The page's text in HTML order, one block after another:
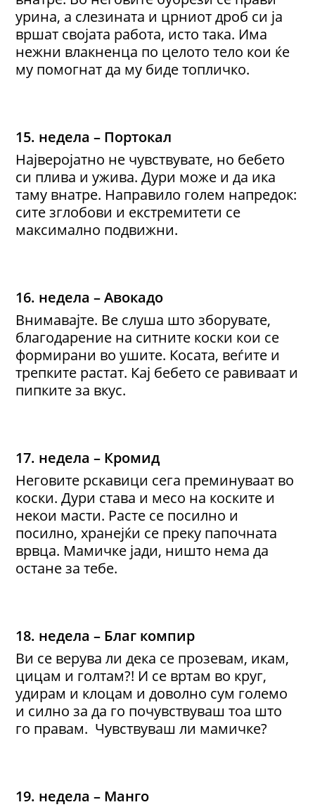
урина, а слезината и црниот дроб си ја
вршат својата работа, исто така. Има
нежни влакненца по целото тело кои ќе
му помогнат да му биде топличко.
15. недела – Портокал
Најверојатно не чувствувате, но бебето
си плива и ужива. Дури може и да ика
таму внатре. Направило голем напредок:
сите зглобови и екстремитети се
максимално подвижни.
16. недела – Авокадо
Внимавајте. Ве слуша што зборувате,
благодарение на ситните коски кои се
формирани во ушите. Косата, веѓите и
трепките растат. Кај бебето се равиваат и
пипките за вкус.
17. недела – Кромид
Неговите рскавици сега преминуваат во
коски. Дури става и месо на коските и
некои масти. Расте се посилно и
посилно, хранејќи се преку папочната
врвца. Мамичке јади, ништо нема да
остане за тебе.
18. недела – Благ компир
Ви се верува ли дека се прозевам, икам,
цицам и голтам?! И се вртам во круг,
удирам и клоцам и доволно сум големо
и силно за да го почувствуваш тоа што
го правам. Чувствуваш ли мамичке?
19. недела – Манго